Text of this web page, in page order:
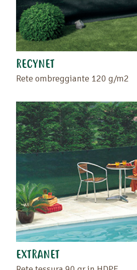
RECYNET
Rete ombreggiante 120 g/m2
EXTRANET